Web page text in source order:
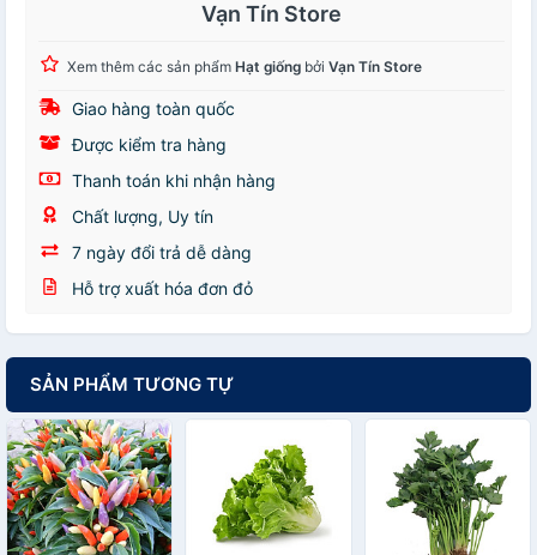
Vạn Tín Store
Xem thêm các sản phẩm Hạt giống bởi Vạn Tín Store
Giao hàng toàn quốc
Được kiểm tra hàng
Thanh toán khi nhận hàng
Chất lượng, Uy tín
7 ngày đổi trả dễ dàng
Hỗ trợ xuất hóa đơn đỏ
SẢN PHẨM TƯƠNG TỰ